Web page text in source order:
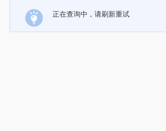
正在查询中，请刷新重试